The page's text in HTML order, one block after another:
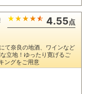
4.55点
て奈良の地酒、ワインなど
立地！ゆったり寛げるご
ングをご用意